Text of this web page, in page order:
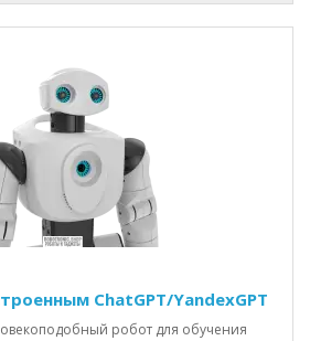
ChatGPT/YandexGPT
робот для обучения